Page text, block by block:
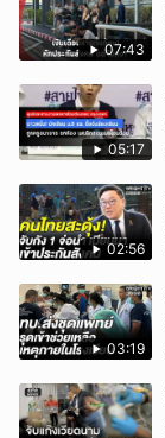
07:43
05:17
02:56
03:19